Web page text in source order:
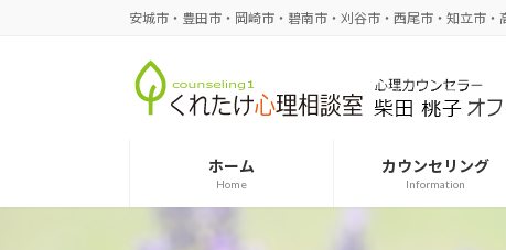
安城市・豊田市・岡崎市・碧南市・刈谷市・西尾市・知立市
ホーム
Home
カウンセリング
Information